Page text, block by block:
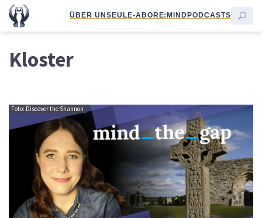
ÜBER UNSEULE-ABORE:MINDPODCASTS
Kloster
Foto: Discover the Shannon